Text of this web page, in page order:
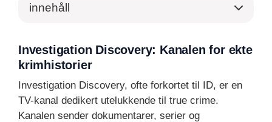
innehåll
Investigation Discovery: Kanalen for ekte
krimhistorier
Investigation Discovery, ofte forkortet til ID, er en
TV-kanal dedikert utelukkende til true crime.
Kanalen sender dokumentarer, serier og